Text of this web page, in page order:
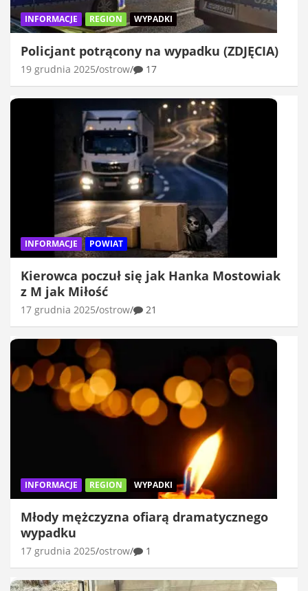
INFORMACJE REGION WYPADKI
Policjant potrącony na wypadku (ZDJĘCIA)
19 grudnia 2025 ostrow 17
INFORMACJE POWIAT
Kierowca poczuł się jak Hanka Mostowiak
z M jak Miłość
17 grudnia 2025 ostrow 21
INFORMACJE REGION WYPADKI
Młody mężczyzna ofiarą dramatycznego
wypadku
17 grudnia 2025 ostrow 1